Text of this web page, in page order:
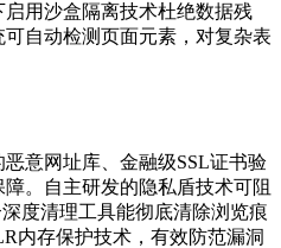
用沙盒隔离技术杜绝数据残
自动检测页面元素，对复杂表
意网址库、金融级SSL证书验
。自主研发的隐私盾技术可阻
度清理工具能彻底清除浏览痕
内存保护技术，有效防范漏洞